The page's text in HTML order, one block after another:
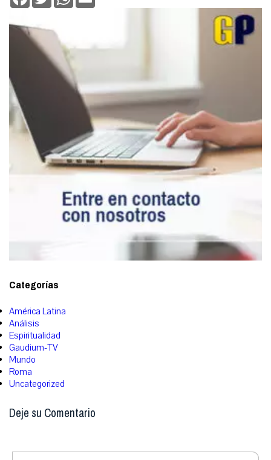
Categorías
América Latina
Análisis
Espiritualidad
Gaudium-TV
Mundo
Roma
Uncategorized
Deje su Comentario